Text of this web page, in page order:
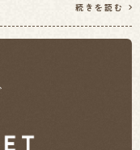
続きを読む